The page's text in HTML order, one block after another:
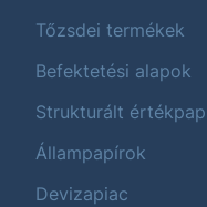
Tőzsdei termékek
Befektetési alapok
Strukturált
Állampapírok
Devizapiac